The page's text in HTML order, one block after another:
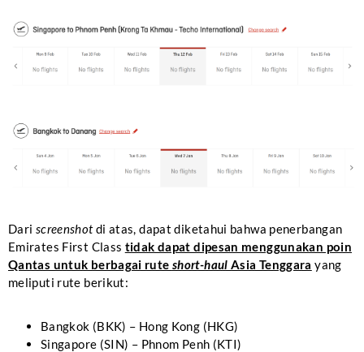
Dari screenshotdi atas, dapat diketahui bahwa penerbangan
Emirates First Class tidak dapat dipesan menggunakan poin
Qantas untuk berbagai rute short-haul Asia Tenggara yang
meliputi rute berikut:
Bangkok (BKK) – Hong Kong (HKG)
Singapore (SIN) – Phnom Penh (KTI)